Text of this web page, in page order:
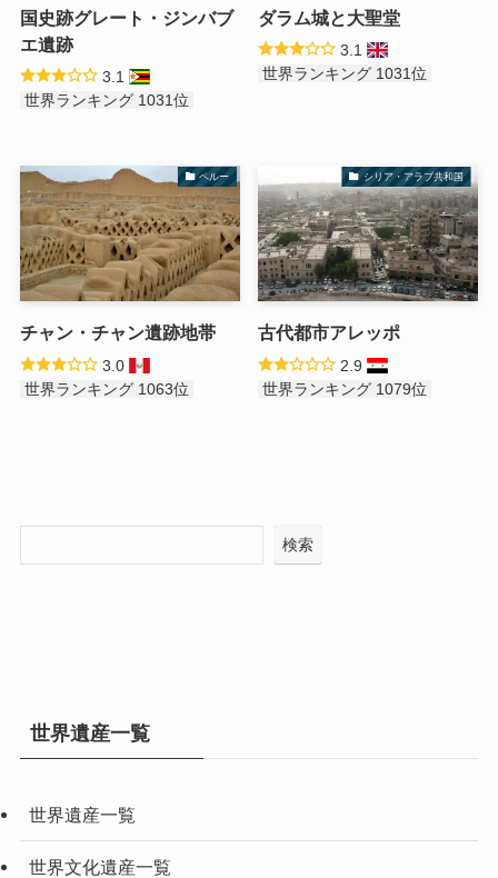
国史跡グレート・ジンバブ
エ遺跡
3.1
世界ランキング 1031位
ダラム城と大聖堂
3.1
世界ランキング 1031位
ペルー
チャン・チャン遺跡地帯
3.0
世界ランキング 1063位
シリア・アラブ共和国
古代都市アレッポ
2.9
世界ランキング 1079位
検索
世界遺産一覧
世界遺産一覧
世界文化遺産一覧